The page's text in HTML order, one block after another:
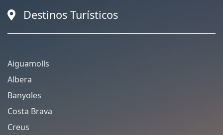
Destinos Turísticos
Aiguamolls
Albera
Banyoles
Costa Brava
Creus